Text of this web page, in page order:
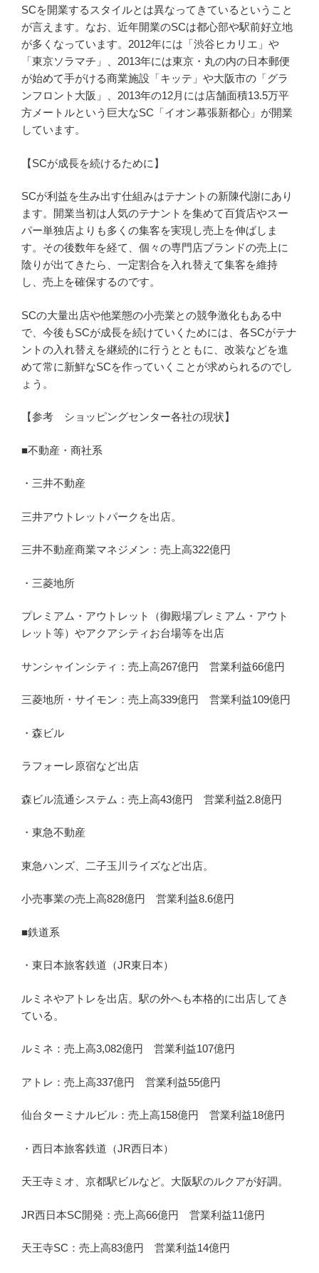
SCを開業するスタイルとは異なってきているということ
が言えます。なお、近年開業のSCは都心部や駅前好立地
が多くなっています。2012年には「渋谷ヒカリエ」や
「東京ソラマチ」、2013年には東京・丸の内の日本郵便
が始めて手がける商業施設「キッテ」や大阪市の「グラ
ンフロント大阪」、2013年の12月には店舗面積13.5万平
方メートルという巨大なSC「イオン幕張新都心」が開業
しています。
【SCが成長を続けるために】
SCが利益を生み出す仕組みはテナントの新陳代謝にあり
ます。開業当初は人気のテナントを集めて百貨店やスー
パー単独店よりも多くの集客を実現し売上を伸ばしま
す。その後数年を経て、個々の専門店ブランドの売上に
陰りが出てきたら、一定割合を入れ替えて集客を維持
し、売上を確保するのです。
SCの大量出店や他業態の小売業との競争激化もある中
で、今後もSCが成長を続けていくためには、各SCがテナ
ントの入れ替えを継続的に行うとともに、改装などを進
めて常に新鮮なSCを作っていくことが求められるのでし
ょう。
【参考 ショッピングセンター各社の現状】
■不動産・商社系
・三井不動産
三井アウトレットパークを出店。
三井不動産商業マネジメン：売上高322億円
・三菱地所
プレミアム・アウトレット（御殿場プレミアム・アウト
レット等）やアクアシティお台場等を出店
サンシャインシティ：売上高267億円 営業利益66億円
三菱地所・サイモン：売上高339億円 営業利益109億円
・森ビル
ラフォーレ原宿など出店
森ビル流通システム：売上高43億円 営業利益2.8億円
・東急不動産
東急ハンズ、二子玉川ライズなど出店。
小売事業の売上高828億円 営業利益8.6億円
■鉄道系
・東日本旅客鉄道（JR東日本）
ルミネやアトレを出店。駅の外へも本格的に出店してき
ている。
ルミネ：売上高3,082億円 営業利益107億円
アトレ：売上高337億円 営業利益55億円
仙台ターミナルビル：売上高158億円 営業利益18億円
・西日本旅客鉄道（JR西日本）
天王寺ミオ、京都駅ビルなど。大阪駅のルクアが好調。
JR西日本SC開発：売上高66億円 営業利益11億円
天王寺SC：売上高83億円 営業利益14億円